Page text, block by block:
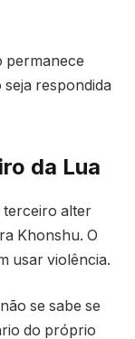
permanece
respondida
da Lua
terceiro alter
Khonshu. O
usar violência.
se sabe se
do próprio